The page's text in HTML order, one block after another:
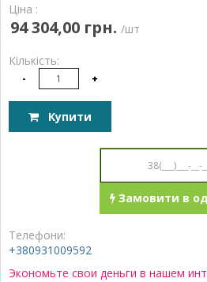
Ціна :
94 304,00 грн. /шт
Кількість:
- +
Купити
Замовити в
Телефони:
+380931009592
Экономьте свои деньги в нашем